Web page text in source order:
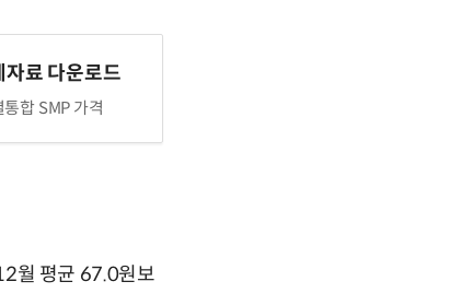
자료 다운로드
합 SMP 가격
월 평균 67.0원보